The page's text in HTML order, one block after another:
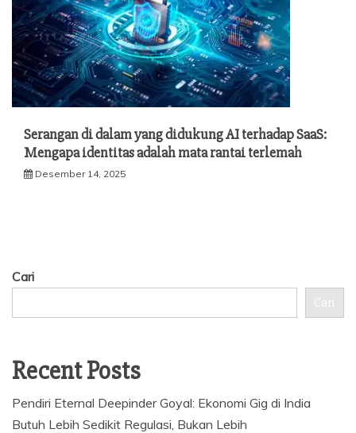
Serangan di dalam yang didukung AI terhadap SaaS:
Mengapa identitas adalah mata rantai terlemah
Desember 14, 2025
Cari
Cari
Recent Posts
Pendiri Eternal Deepinder Goyal: Ekonomi Gig di India
Butuh Lebih Sedikit Regulasi, Bukan Lebih